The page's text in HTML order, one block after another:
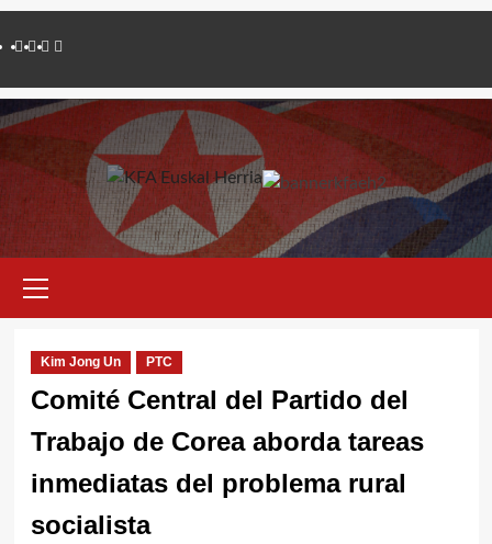
alTwitter
YouTube
Telegram
Facebook
primario
Kim Jong Un PTC
Comité Central del Partido del
Trabajo de Corea aborda tareas
inmediatas del problema rural
socialista